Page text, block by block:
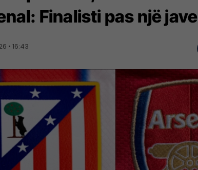
Finalisti pas një jave
• 16:43